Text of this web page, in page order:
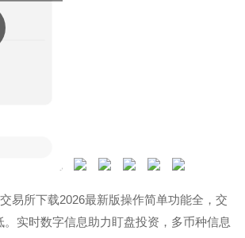
易所下载2026最新版操作简单功能全，交
实时数字信息助力盯盘投资，多币种信息